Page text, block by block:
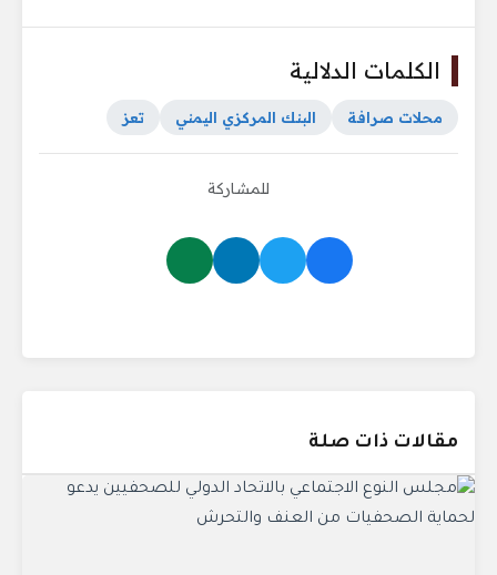
الكلمات الدلالية
محلات صرافة البنك المركزي اليمني تعز
للمشاركة
مقالات ذات صلة